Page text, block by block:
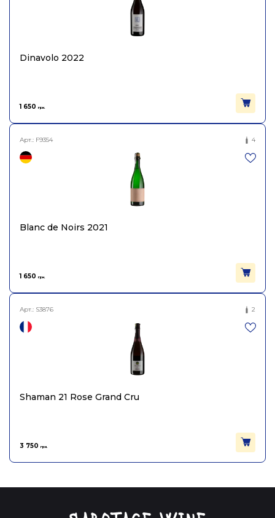
Dinavolo 2022
1 650 грн.
Арт.: F9354 4
Blanc de Noirs 2021
1 650 грн.
Арт.: S3876 2
Shaman 21 Rose Grand Cru
3 750 грн.